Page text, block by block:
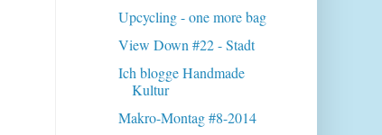
Upcycling - one more bag
View Down #22 - Stadt
Ich blogge Handmade
Kultur
Makro-Montag #8-2014